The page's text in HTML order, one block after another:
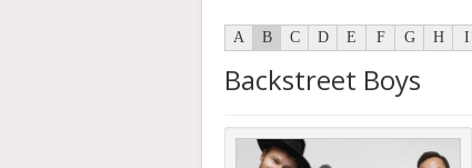
A B C D E F G H I
Backstreet Boys